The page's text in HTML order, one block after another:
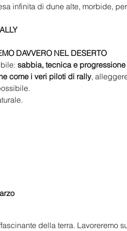
infinita di dune alte, morbide,
DAVVERO NEL DESERTO
sabbia, tecnica e
come i veri piloti di rally,
della terra. Lavoreremo